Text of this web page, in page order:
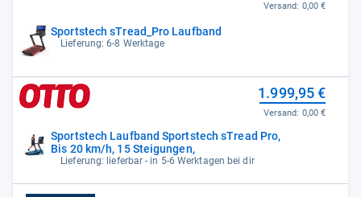
Sportstech sTread_Pro Laufband
Lieferung: 6-8 Werktage
Versand: 0,00 €
Sportstech Laufband Sportstech sTread Pro,
Bis 20 km/h, 15 Steigungen,
Lieferung: lieferbar - in 5-6 Werktagen bei dir
1.999,95 €
Versand: 0,00 €